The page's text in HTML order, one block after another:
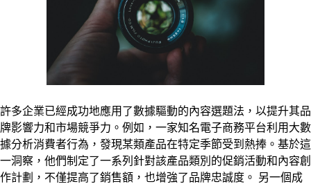
許多企業已經成功地應用了數據驅動的內容選題法，以提升其品
牌影響力和市場競爭力。例如，一家知名電子商務平台利用大數
據分析消費者行為，發現某類產品在特定季節受到熱捧。基於這
一洞察，他們制定了一系列針對該產品類別的促銷活動和內容創
作計劃，不僅提高了銷售額，也增強了品牌忠誠度。 另一個成